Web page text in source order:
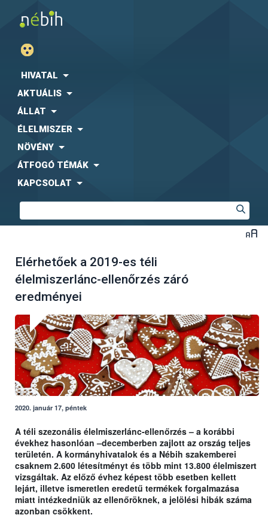
HIVATAL
AKTUÁLIS
ÁLLAT
ÉLELMISZER
NÖVÉNY
ÁTFOGÓ TÉMÁK
KAPCSOLAT
Elérhetőek a 2019-es téli
élelmiszerlánc-ellenőrzés záró
eredményei
2020. január 17, péntek
A téli szezonális élelmiszerlánc-ellenőrzés – a korábbi
évekhez hasonlóan –decemberben zajlott az ország teljes
területén. A kormányhivatalok és a Nébih szakemberei
csaknem 2.600 létesítményt és több mint 13.800 élelmiszert
vizsgáltak. Az előző évhez képest több esetben kellett
lejárt, illetve ismeretlen eredetű termékek forgalmazása
miatt intézkedniük az ellenőröknek, a jelölési hibák száma
azonban csökkent.